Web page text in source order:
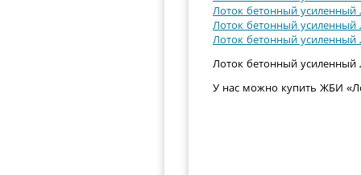
Лоток бетонный усиленный
Лоток бетонный усиленный
Лоток бетонный усиленный
Лоток бетонный усиленный
У нас можно купить ЖБИ